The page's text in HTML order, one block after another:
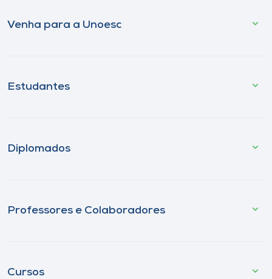
Venha para a Unoesc
Estudantes
Diplomados
Professores e Colaboradores
Cursos